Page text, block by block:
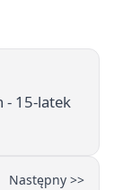
- 15-latek
Następny >>